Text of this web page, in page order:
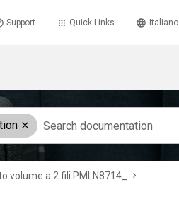
Support Quick Links Italiano
volume a 2 fili PMLN8714_